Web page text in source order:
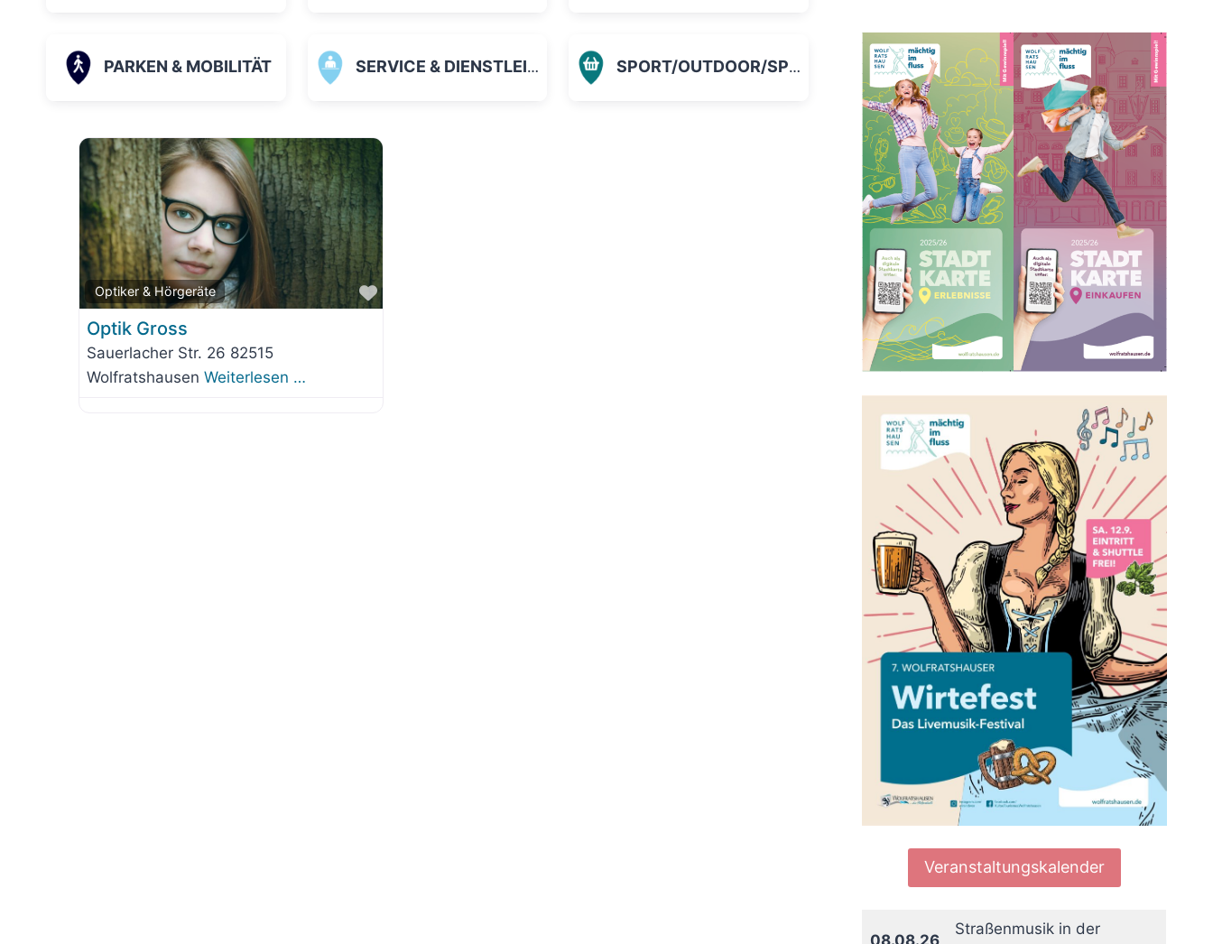
PARKEN & MOBILITÄT SERVICE & DIENSTLEISTUNGEN SPORT/OUTDOOR/SPIELZEUG
Optiker & Hörgeräte
Favorit
Optik Gross
Sauerlacher Str. 26 82515
Wolfratshausen Weiterlesen …
Veranstaltungskalender
Straßenmusik in der